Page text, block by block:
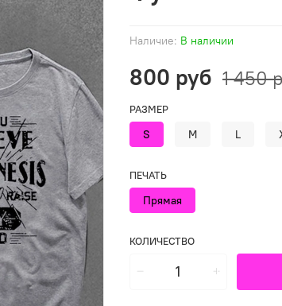
Наличие: В наличии
800 руб 1 450
КОЛИЧЕСТВО
РАЗМЕР
S M L
ПЕЧАТЬ
Прямая